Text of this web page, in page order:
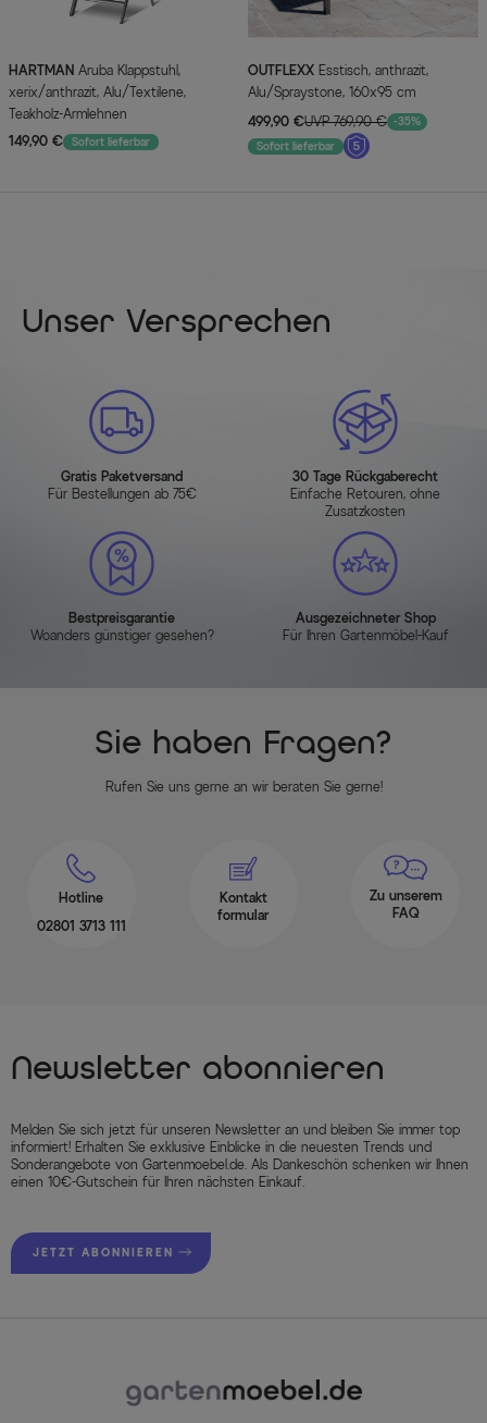
HARTMAN
xerix/anthrazit, Alu/Textilene,
Teakholz-Armlehnen
149,90 €
Sofort lieferbar
OUTFLEXX
Alu/Spraystone, 160x95 cm
499,90 €UVP 769,90 € -35%
Sofort lieferbar
Unser Versprechen
Gratis Paketversand
Für Bestellungen ab 75€
30 Tage Rückgaberecht
Einfache Retouren, ohne
Zusatzkosten
Bestpreisgarantie
Woanders günstiger gesehen?
Ausgezeichneter Shop
Für Ihren Gartenmöbel-Kauf
Sie haben Fragen?
Rufen Sie uns gerne an wir beraten Sie gerne!
Hotline
02801 3713 111
Kontakt
formular
Zu unserem
FAQ
Newsletter abonnieren
Melden Sie sich jetzt für unseren Newsletter an und bleiben Sie immer top
informiert! Erhalten Sie exklusive Einblicke in die neuesten Trends und
Sonderangebote von Gartenmoebel.de. Als Dankeschön schenken wir Ihnen
einen 10€-Gutschein für Ihren nächsten Einkauf.
JETZT ABONNIEREN